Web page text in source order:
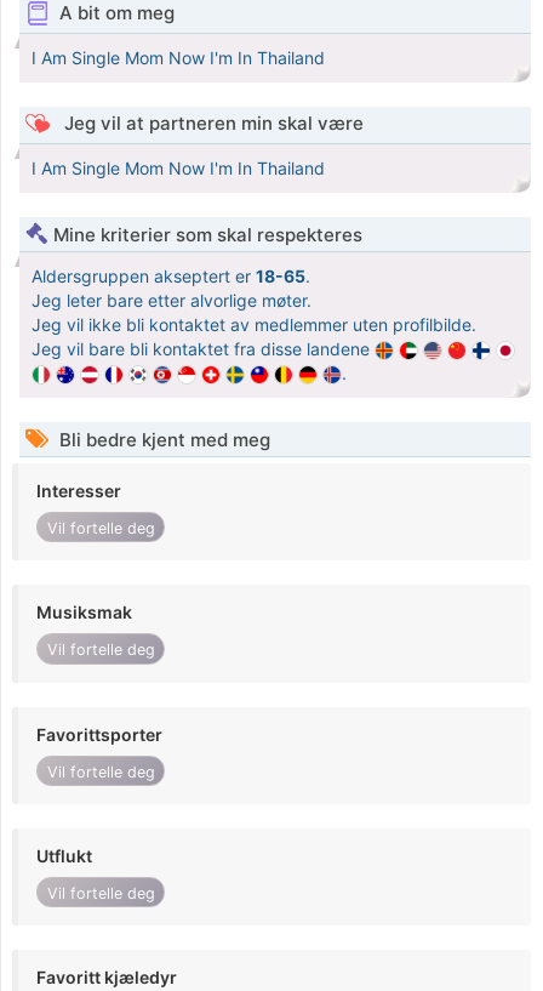
A bit om meg
I​ Am​ Single​ Mom​ Now​ I'm​ In​ Thailand​
Jeg vil at partneren min skal være
I​ Am​ Single​ Mom​ Now​ I'm​ In​ Thailand​
Mine kriterier som skal respekteres
Aldersgruppen akseptert er 18-65.
Jeg leter bare etter alvorlige møter.
Jeg vil ikke bli kontaktet av medlemmer uten profilbilde.
Jeg vil bare bli kontaktet fra disse landene
.
Bli bedre kjent med meg
Interesser
Vil fortelle deg
Musiksmak
Vil fortelle deg
Favorittsporter
Vil fortelle deg
Utflukt
Vil fortelle deg
Favoritt kjæledyr